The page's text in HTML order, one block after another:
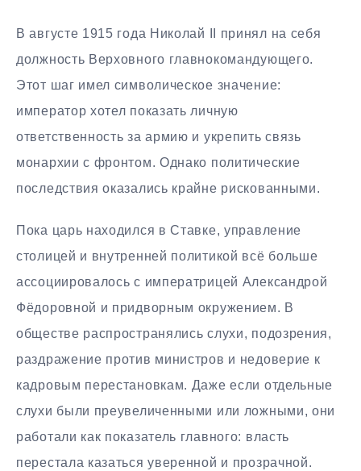
В августе 1915 года Николай II принял на себя
должность Верховного главнокомандующего.
Этот шаг имел символическое значение:
император хотел показать личную
ответственность за армию и укрепить связь
монархии с фронтом. Однако политические
последствия оказались крайне рискованными.
Пока царь находился в Ставке, управление
столицей и внутренней политикой всё больше
ассоциировалось с императрицей Александрой
Фёдоровной и придворным окружением. В
обществе распространялись слухи, подозрения,
раздражение против министров и недоверие к
кадровым перестановкам. Даже если отдельные
слухи были преувеличенными или ложными, они
работали как показатель главного: власть
перестала казаться уверенной и прозрачной.